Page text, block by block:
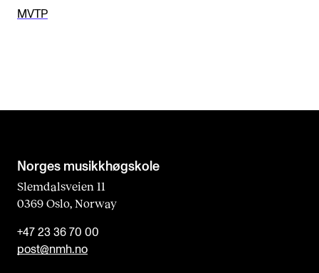
b
MVTP
Norges musikk­høgskole
Slemdalsveien 11
0369 Oslo, Norway
+47 23 36 70 00
post@nmh.no